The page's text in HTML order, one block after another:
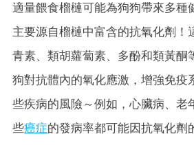
適量餵食榴槤可能為狗狗帶來多種
主要源自榴槤中富含的抗氧化劑！
青素、類胡蘿蔔素、多酚和類黃酮
狗對抗體內的氧化應激，增強免疫
些疾病的風險～例如，心臟病、老
些癌症的發病率都可能因抗氧化劑